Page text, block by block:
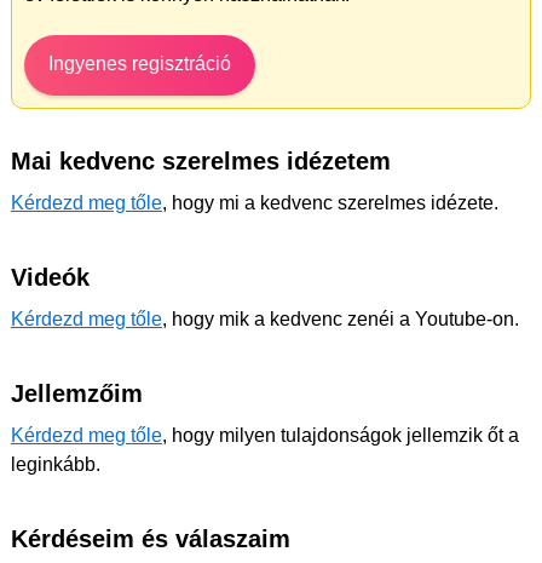
Ingyenes regisztráció
Mai kedvenc szerelmes idézetem
Kérdezd meg tőle, hogy mi a kedvenc szerelmes idézete.
Videók
Kérdezd meg tőle, hogy mik a kedvenc zenéi a Youtube-on.
Jellemzőim
Kérdezd meg tőle, hogy milyen tulajdonságok jellemzik őt a
leginkább.
Kérdéseim és válaszaim